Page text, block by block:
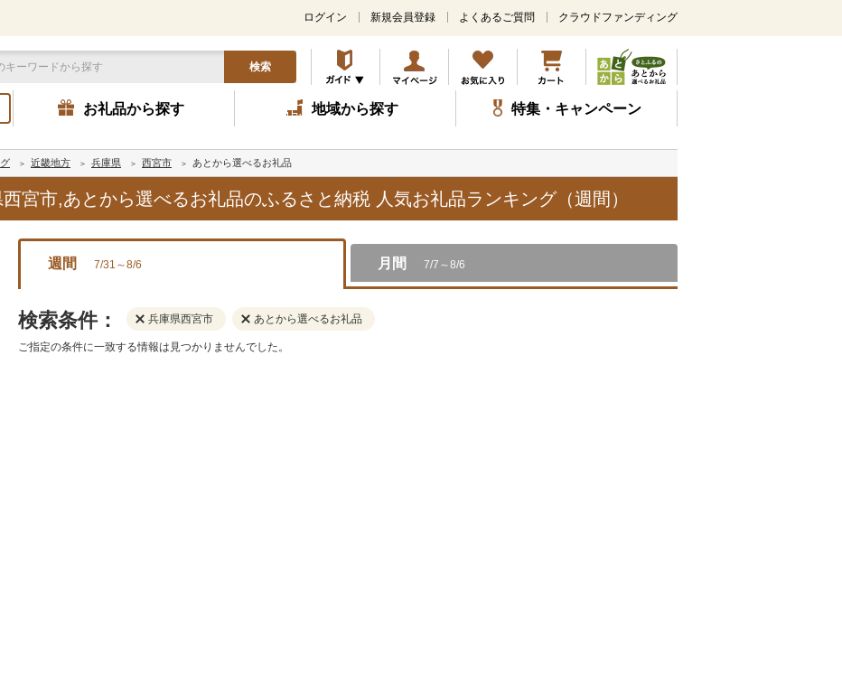
メ
ン
コ
ン
テ
ツ
キ
ッ
プ
ログイン 新規会員登録 よくあるご質問 クラウドファンディング
検索
お礼品から探す 地域から探す 特集・キャンペーン
近畿地方 兵庫県 西宮市 あとから選べるお礼品
西宮市,あとから選べるお礼品のふるさと納税 人気お礼品ランキング（週間）
週間 7/31～8/6 月間 7/7～8/6
検索条件： 兵庫県西宮市 あとから選べるお礼品
ご指定の条件に一致する情報は見つかりませんでした。